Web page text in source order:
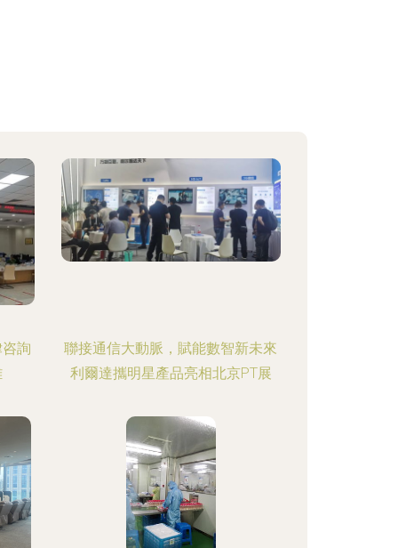
詢
聯接通信大動脈，賦能數智新未來
利爾達攜明星產品亮相北京PT展